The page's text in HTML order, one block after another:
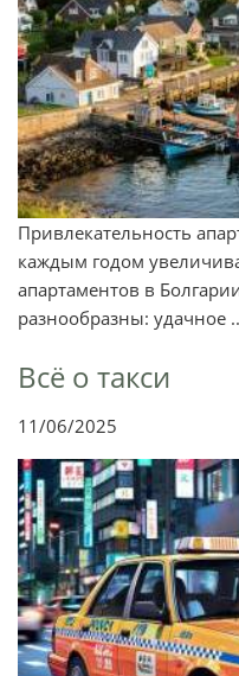
Привлекательность
каждым годом
апартаментов в
разнообразны: удачное
Всё о такси
11/06/2025